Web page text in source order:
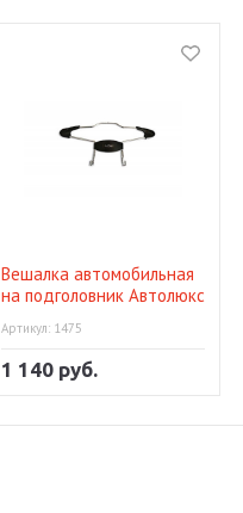
Вешалка автомобильная
на подголовник Автолюкс
Артикул: 1475
1 140 руб.